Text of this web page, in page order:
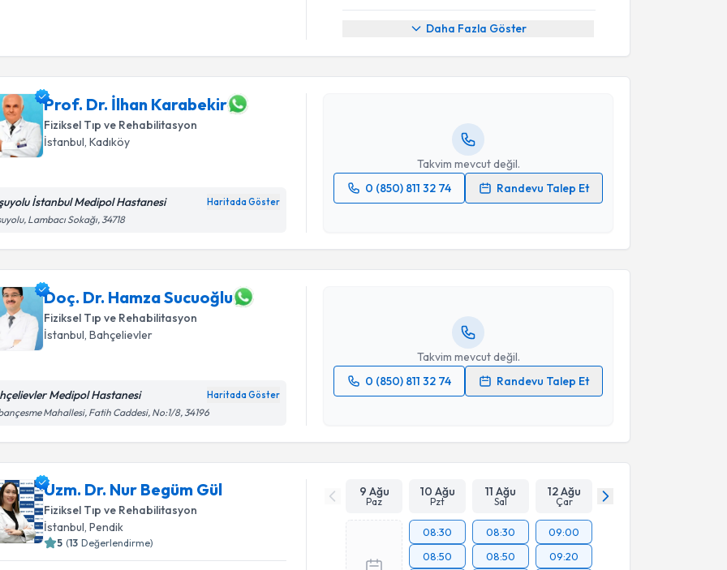
Daha Fazla Göster
Prof. Dr. İlhan Karabekir
Fiziksel Tıp ve Rehabilitasyon
İstanbul, Kadıköy
İstanbul Medipol Hastanesi Haritada Göster
Lambacı Sokağı, 34718
Takvim mevcut değil.
0 (850) 811 32 74
Randevu Talep Et
Randevu Takvimi Talebi
işlenmesini kabul ediyorum.
Doç. Dr. Hamza Sucuoğlu
Fiziksel Tıp ve Rehabilitasyon
İstanbul, Bahçelievler
Medipol Hastanesi Haritada Göster
Mahallesi, Fatih Caddesi, No:1/8, 34196
Takvim mevcut değil.
0 (850) 811 32 74
Randevu Talep Et
Randevu Takvimi Talebi
işlenmesini kabul ediyorum.
Takvim Talebini Gönder
Uzm. Dr. Nur Begüm Gül
Fiziksel Tıp ve Rehabilitasyon
İstanbul, Pendik
5 (13 Değerlendirme)
9 Ağu
Paz
10 Ağu
Pzt
11 Ağu
Sal
12 Ağu
Çar
08:30
08:50
08:30
08:50
09:00
09:20